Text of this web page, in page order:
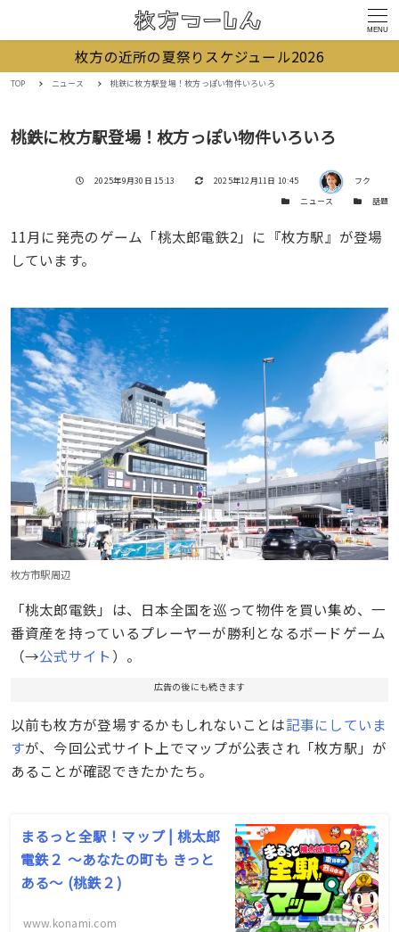
MENU
枚方の近所の夏祭りスケジュール2026
TOP ニュース 桃鉄に枚方駅登場！枚方っぽい物件いろいろ
桃鉄に枚方駅登場！枚方っぽい物件いろいろ
投稿日
2025年9月30日 15:13 更新日
2025年12月11日 10:45 著者
フク
カテゴリー
ニュース カテゴリー
話題
11月に発売のゲーム「桃太郎電鉄2」に『枚方駅』が登場
しています。
枚方市駅周辺
「桃太郎電鉄」は、日本全国を巡って物件を買い集め、一
番資産を持っているプレーヤーが勝利となるボードゲーム
（→公式サイト ）。
広告の後にも続きます
以前も枚方が登場するかもしれないことは記事にしていま
すが、今回公式サイト上でマップが公表され「枚方駅」が
あることが確認できたかたち。
まるっと全駅！マップ | 桃太郎
電鉄２ ～あなたの町も きっと
ある～ (桃鉄２)
www.konami.com